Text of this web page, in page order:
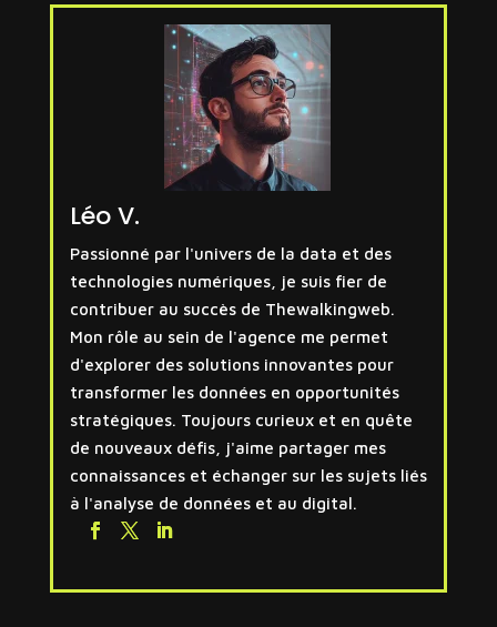
Léo V.
Passionné par l'univers de la data et des
technologies numériques, je suis fier de
contribuer au succès de Thewalkingweb.
Mon rôle au sein de l'agence me permet
d'explorer des solutions innovantes pour
transformer les données en opportunités
stratégiques. Toujours curieux et en quête
de nouveaux défis, j'aime partager mes
connaissances et échanger sur les sujets liés
à l'analyse de données et au digital.